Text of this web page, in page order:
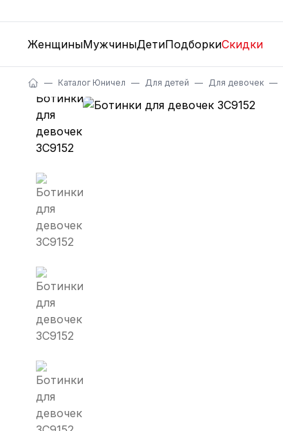
ЖенщиныМужчиныДетиПодборкиСкидки
Каталог Юничел Для детей Для девочек